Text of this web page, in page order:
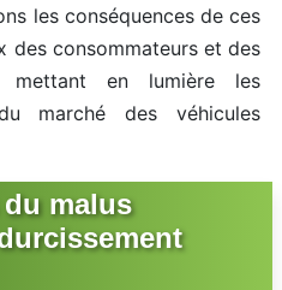
les conséquences de ces
des consommateurs et des
mettant en lumière les
marché des véhicules
malus